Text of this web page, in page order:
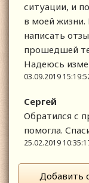
ситуации, и
в моей жизни.
написать
прошедшей
Надеюсь
03.09.2019
Сергей
Обратился с
помогла.
25.02.2019
Добавить